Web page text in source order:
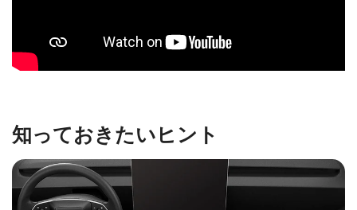
知っておきたいヒント
Are you 18 years old or older?
No, I'm not Yes, I am